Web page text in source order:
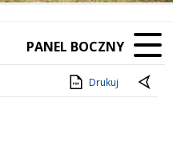
PANEL BOCZNY
Drukuj